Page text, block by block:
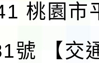
桃園市
號
【交